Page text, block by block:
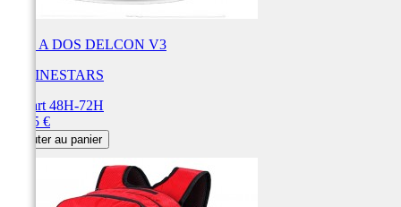
SAC A DOS DELCON V3
ALPINESTARS
Départ 48H-72H
74,95 €
Ajouter au panier